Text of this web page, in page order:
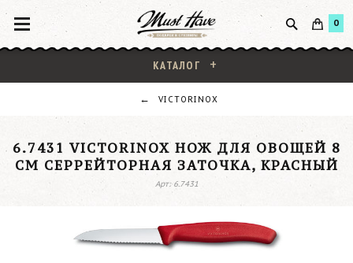
0
КАТАЛОГ
VICTORINOX
6.7431 VICTORINOX НОЖ ДЛЯ ОВОЩЕЙ 8
СМ СЕРРЕЙТОРНАЯ ЗАТОЧКА, КРАСНЫЙ
Арт: 6.7431